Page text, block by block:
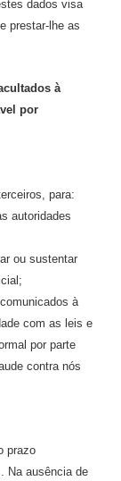
dados visa
prestar-lhe as
à
por
para:
autoridades
ou sustentar
à
com as leis e
por parte
contra nós
prazo
Na ausência de